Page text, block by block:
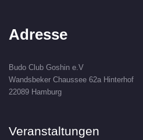
Adresse
Budo Club Goshin e.V
Wandsbeker Chaussee 62a Hinterhof
22089 Hamburg
Veranstaltungen